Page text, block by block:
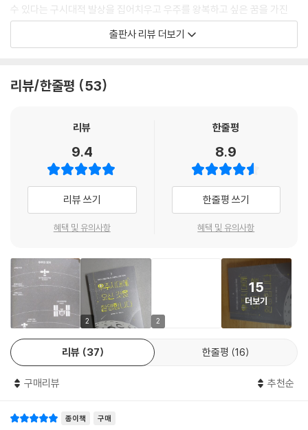
수 있다는 구시대적 발상을 집어치우고 우주를 왕복하고 싶은 꿈을 가진
누구나 자신이 그랬던 것처럼 우주시대의 주인이 될 수 있다고 주장한다.
역사의 경로가 바뀌는 특별한 순간이 있다. 바로 진화의 경로를 직접 그릴
다. 1969년 지구를 떠나 달의 먼지에 발자국을 남긴 순간, 또 다른 거대한
할 수 있을지 기대된다. 몇 천 년 후에도 인류가 살아있다면 우주여행은 물
론이고 지구 밖에서도 생존할 수 있는 날이 올 것이다. 새로운 행성이나 우
주 식민지로 바이오 물류를 이주시키고 개발하는 ‘적응의 시대’가 찾아오
지 않을까 싶다 _본문 중에서
정부에게만 의존해왔던 우주 개발 산업은 부유한 기업가들의 관심을 사로
잡으면서 민간 산업으로 이어지는 계기를 마련했다. 저자 켈리는 이러한
우주 산업의 변화를 알아차리고 막연히 멀게만 느꼈던 우주 산업에 한 발
다가서며 자신의 입지를 다진 기록적인 인물이다. 그는 우주 산업의 대중
화를 알리는 작업을 하며 과학 커뮤니케이터로서 민간 우주비행이 우리의
삶에 얼마나 가까워졌는지를 알리는 일을 하고 있다. 그가 전해주는 이야
꿈이 실현되는 경험하게 될 것이다.
오늘날 우리는 우주비행의 황금기로 가는 문턱에 서 있다. 민간인, 학생, 과
출판사 리뷰 더보기
리뷰/한줄평 53
리뷰
9.4
리뷰 쓰기
혜택 및 유의사항
한줄평
8.9
한줄평 쓰기
혜택 및 유의사항
2 2
15
더보기
리뷰 37 한줄평 16
구매리뷰 추천순
종이책 구매